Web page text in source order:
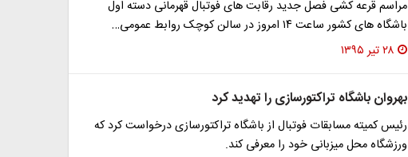
مراسم قرعه کشی فصل جدید رقابت های فوتبال قهرمانی دسته اول
باشگاه های کشور ساعت ۱۴ امروز در سالن کوچک روابط عمومی…
۲۸ تیر ۱۳۹۵
بهروان باشگاه تراکتورسازی را تهدید کرد
رئیس کمیته مسابقات فوتبال از باشگاه تراکتورسازی درخواست کرد که
ورزشگاه محل میزبانی خود را معرفی کند.